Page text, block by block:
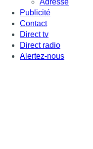
Publicité
Contact
Direct tv
Direct radio
Alertez-nous